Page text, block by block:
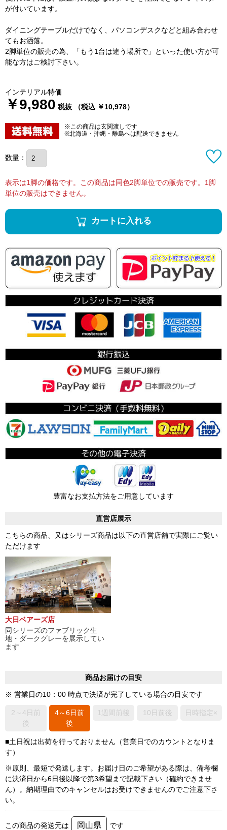
が付いています。
ダイニングテーブルだけでなく、パソコンデスクなどと組み合わせ
てもお洒落。
2脚単位の販売の為、「もう1台は違う場所で」といった使い方が可
能な方はご検討下さい。
インテリアル特価
￥9,980 税抜 （税込 ￥10,978）
※この商品は玄関渡しです
※北海道・沖縄・離島へは配送できません
数量：
表示は1脚の価格です。この商品は同色2脚単位での販売です。1脚
単位の販売はできません。
カートに入れる
豊富なお支払方法をご用意しています
直営店展示
こちらの商品、又はシリーズ商品は以下の直営店舗で実際にご覧い
ただけます
大日ベアーズ店
同シリーズのファブリック生
地・ダークグレーを展示してい
ます
商品お届けの目安
※ 営業日の10：00 時点で決済が完了している場合の目安です
2～4日前
後
4～6日前
後
1週間前後 10日前後 日時指定×
■土日祝は出荷を行っておりません（営業日でのカウントとなりま
す）
※原則、最短で発送します。お届け日のご希望がある際は、備考欄
に決済日から6日後以降で第3希望まで記載下さい（確約できませ
ん）。納期理由でのキャンセルはお受けできませんのでご注意下さ
い。
この商品の発送元は 岡山県 です